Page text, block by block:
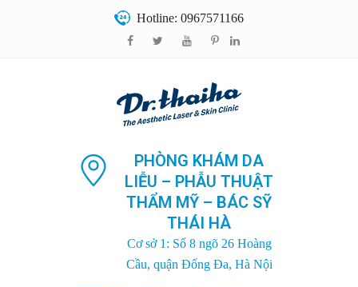
Hotline: 0967571166
PHÒNG KHÁM DA
LIỄU – PHẪU THUẬT
THẨM MỸ – BÁC SỸ
THÁI HÀ
Cơ sở 1: Số 8 ngõ 26 Hoàng
Cầu, quận Đống Đa, Hà Nội